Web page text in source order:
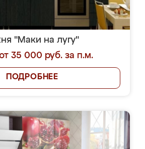
"Маки на лугу"
35 000 руб. за п.м.
ПОДРОБНЕЕ